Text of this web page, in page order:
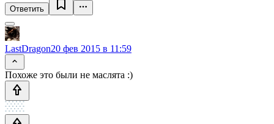
Ответить
LastDragon20 фев 2015 в 11:59
Похоже это были не маслята :)